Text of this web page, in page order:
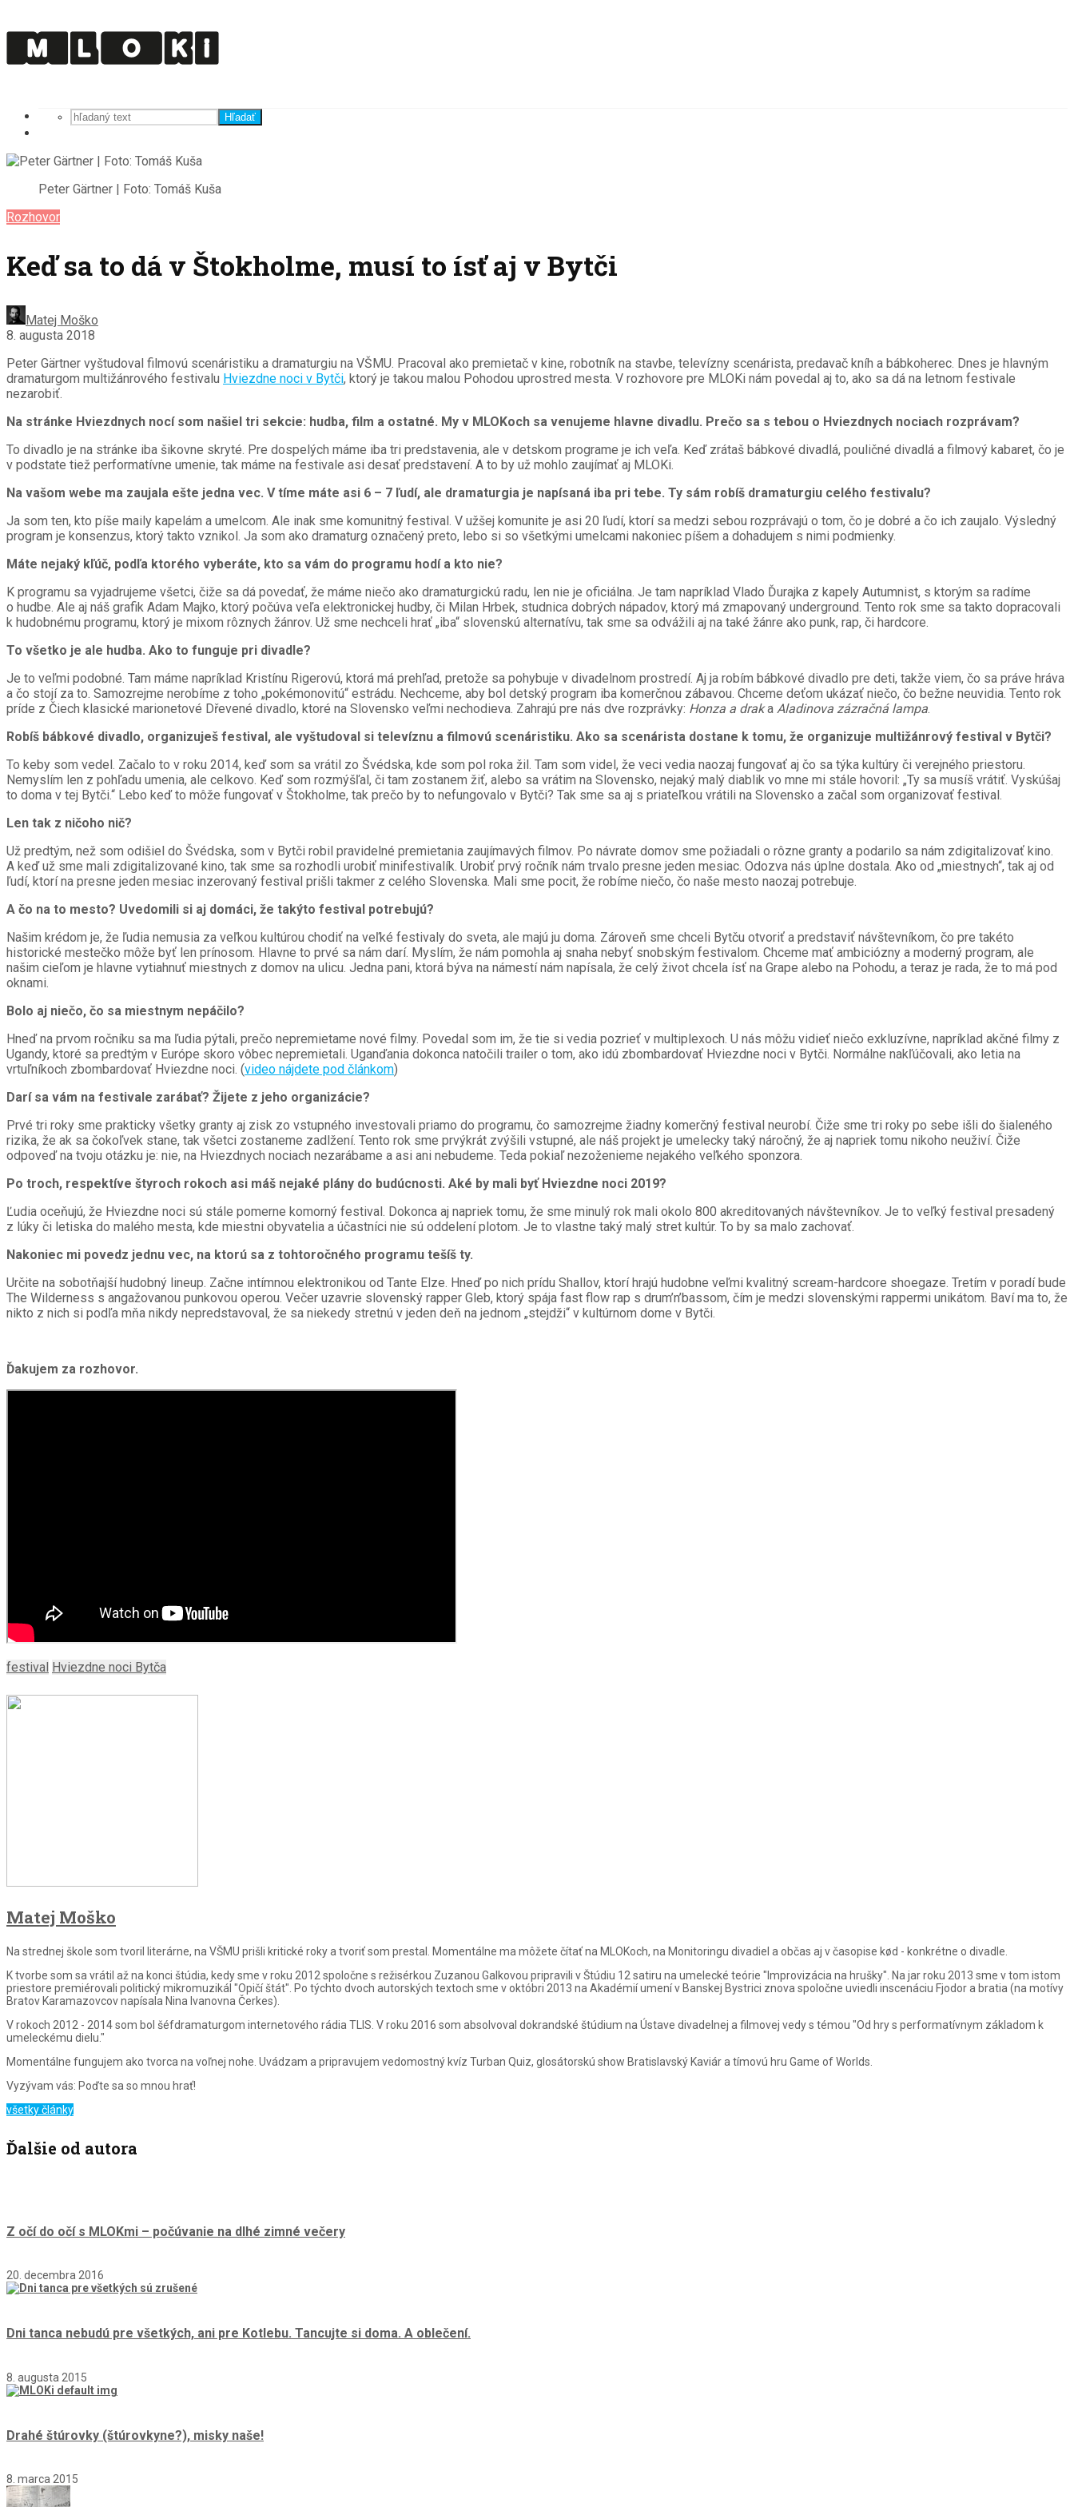
Hľadať
Peter Gärtner | Foto: Tomáš Kuša
Rozhovor
Keď sa to dá v Štokholme, musí to ísť aj v Bytči
Matej Moško
8. augusta 2018
Peter Gärtner vyštudoval filmovú scenáristiku a dramaturgiu na VŠMU. Pracoval ako premietač v kine, robotník na stavbe, televízny scenárista, predavač kníh a bábkoherec. Dnes je hlavným
dramaturgom multižánrového festivalu Hviezdne noci v Bytči, ktorý je takou malou Pohodou uprostred mesta. V rozhovore pre MLOKi nám povedal aj to, ako sa dá na letnom festivale
nezarobiť.
Na stránke Hviezdnych nocí som našiel tri sekcie: hudba, film a ostatné. My v MLOKoch sa venujeme hlavne divadlu. Prečo sa s tebou o Hviezdnych nociach rozprávam?
To divadlo je na stránke iba šikovne skryté. Pre dospelých máme iba tri predstavenia, ale v detskom programe je ich veľa. Keď zrátaš bábkové divadlá, pouličné divadlá a filmový kabaret, čo je
v podstate tiež performatívne umenie, tak máme na festivale asi desať predstavení. A to by už mohlo zaujímať aj MLOKi.
Na vašom webe ma zaujala ešte jedna vec. V tíme máte asi 6 – 7 ľudí, ale dramaturgia je napísaná iba pri tebe. Ty sám robíš dramaturgiu celého festivalu?
Ja som ten, kto píše maily kapelám a umelcom. Ale inak sme komunitný festival. V užšej komunite je asi 20 ľudí, ktorí sa medzi sebou rozprávajú o tom, čo je dobré a čo ich zaujalo. Výsledný
program je konsenzus, ktorý takto vznikol. Ja som ako dramaturg označený preto, lebo si so všetkými umelcami nakoniec píšem a dohadujem s nimi podmienky.
Máte nejaký kľúč, podľa ktorého vyberáte, kto sa vám do programu hodí a kto nie?
K programu sa vyjadrujeme všetci, čiže sa dá povedať, že máme niečo ako dramaturgickú radu, len nie je oficiálna. Je tam napríklad Vlado Ďurajka z kapely Autumnist, s ktorým sa radíme
o hudbe. Ale aj náš grafik Adam Majko, ktorý počúva veľa elektronickej hudby, či Milan Hrbek, studnica dobrých nápadov, ktorý má zmapovaný underground. Tento rok sme sa takto dopracovali
k hudobnému programu, ktorý je mixom rôznych žánrov. Už sme nechceli hrať „iba“ slovenskú alternatívu, tak sme sa odvážili aj na také žánre ako punk, rap, či hardcore.
To všetko je ale hudba. Ako to funguje pri divadle?
Je to veľmi podobné. Tam máme napríklad Kristínu Rigerovú, ktorá má prehľad, pretože sa pohybuje v divadelnom prostredí. Aj ja robím bábkové divadlo pre deti, takže viem, čo sa práve hráva
a čo stojí za to. Samozrejme nerobíme z toho „pokémonovitú“ estrádu. Nechceme, aby bol detský program iba komerčnou zábavou. Chceme deťom ukázať niečo, čo bežne neuvidia. Tento rok
príde z Čiech klasické marionetové Dřevené divadlo, ktoré na Slovensko veľmi nechodieva. Zahrajú pre nás dve rozprávky: Honza a draka Aladinova zázračná lampa.
Robíš bábkové divadlo, organizuješ festival, ale vyštudoval si televíznu a filmovú scenáristiku. Ako sa scenárista dostane k tomu, že organizuje multižánrový festival v Bytči?
To keby som vedel. Začalo to v roku 2014, keď som sa vrátil zo Švédska, kde som pol roka žil. Tam som videl, že veci vedia naozaj fungovať aj čo sa týka kultúry či verejného priestoru.
Nemyslím len z pohľadu umenia, ale celkovo. Keď som rozmýšľal, či tam zostanem žiť, alebo sa vrátim na Slovensko, nejaký malý diablik vo mne mi stále hovoril: „Ty sa musíš vrátiť. Vyskúšaj
to doma v tej Bytči.“ Lebo keď to môže fungovať v Štokholme, tak prečo by to nefungovalo v Bytči? Tak sme sa aj s priateľkou vrátili na Slovensko a začal som organizovať festival.
Len tak z ničoho nič?
Už predtým, než som odišiel do Švédska, som v Bytči robil pravidelné premietania zaujímavých filmov. Po návrate domov sme požiadali o rôzne granty a podarilo sa nám zdigitalizovať kino.
A keď už sme mali zdigitalizované kino, tak sme sa rozhodli urobiť minifestivalík. Urobiť prvý ročník nám trvalo presne jeden mesiac. Odozva nás úplne dostala. Ako od „miestnych“, tak aj od
ľudí, ktorí na presne jeden mesiac inzerovaný festival prišli takmer z celého Slovenska. Mali sme pocit, že robíme niečo, čo naše mesto naozaj potrebuje.
A čo na to mesto? Uvedomili si aj domáci, že takýto festival potrebujú?
Našim krédom je, že ľudia nemusia za veľkou kultúrou chodiť na veľké festivaly do sveta, ale majú ju doma. Zároveň sme chceli Bytču otvoriť a predstaviť návštevníkom, čo pre takéto
historické mestečko môže byť len prínosom. Hlavne to prvé sa nám darí. Myslím, že nám pomohla aj snaha nebyť snobským festivalom. Chceme mať ambiciózny a moderný program, ale
našim cieľom je hlavne vytiahnuť miestnych z domov na ulicu. Jedna pani, ktorá býva na námestí nám napísala, že celý život chcela ísť na Grape alebo na Pohodu, a teraz je rada, že to má pod
oknami.
Bolo aj niečo, čo sa miestnym nepáčilo?
Hneď na prvom ročníku sa ma ľudia pýtali, prečo nepremietame nové filmy. Povedal som im, že tie si vedia pozrieť v multiplexoch. U nás môžu vidieť niečo exkluzívne, napríklad akčné filmy z
Ugandy, ktoré sa predtým v Európe skoro vôbec nepremietali. Uganďania dokonca natočili trailer o tom, ako idú zbombardovať Hviezdne noci v Bytči. Normálne nakľúčovali, ako letia na
vrtuľníkoch zbombardovať Hviezdne noci. (video nájdete pod článkom)
Darí sa vám na festivale zarábať? Žijete z jeho organizácie?
Prvé tri roky sme prakticky všetky granty aj zisk zo vstupného investovali priamo do programu, čo samozrejme žiadny komerčný festival neurobí. Čiže sme tri roky po sebe išli do šialeného
rizika, že ak sa čokoľvek stane, tak všetci zostaneme zadlžení. Tento rok sme prvýkrát zvýšili vstupné, ale náš projekt je umelecky taký náročný, že aj napriek tomu nikoho neuživí. Čiže
odpoveď na tvoju otázku je: nie, na Hviezdnych nociach nezarábame a asi ani nebudeme. Teda pokiaľ nezoženieme nejakého veľkého sponzora.
Po troch, respektíve štyroch rokoch asi máš nejaké plány do budúcnosti. Aké by mali byť Hviezdne noci 2019?
Ľudia oceňujú, že Hviezdne noci sú stále pomerne komorný festival. Dokonca aj napriek tomu, že sme minulý rok mali okolo 800 akreditovaných návštevníkov. Je to veľký festival presadený
z lúky či letiska do malého mesta, kde miestni obyvatelia a účastníci nie sú oddelení plotom. Je to vlastne taký malý stret kultúr. To by sa malo zachovať.
Nakoniec mi povedz jednu vec, na ktorú sa z tohtoročného programu tešíš ty.
Určite na sobotňajší hudobný lineup. Začne intímnou elektronikou od Tante Elze. Hneď po nich prídu Shallov, ktorí hrajú hudobne veľmi kvalitný scream-hardcore shoegaze. Tretím v poradí bude
The Wilderness s angažovanou punkovou operou. Večer uzavrie slovenský rapper Gleb, ktorý spája fast flow rap s drum’n’bassom, čím je medzi slovenskými rappermi unikátom. Baví ma to, že
nikto z nich si podľa mňa nikdy nepredstavoval, že sa niekedy stretnú v jeden deň na jednom „stejdži“ v kultúrnom dome v Bytči.
Ďakujem za rozhovor.
festival Hviezdne noci Bytča
Matej Moško
Na strednej škole som tvoril literárne, na VŠMU prišli kritické roky a tvoriť som prestal. Momentálne ma môžete čítať na MLOKoch, na Monitoringu divadiel a občas aj v časopise kød - konkrétne o divadle.
K tvorbe som sa vrátil až na konci štúdia, kedy sme v roku 2012 spoločne s režisérkou Zuzanou Galkovou pripravili v Štúdiu 12 satiru na umelecké teórie "Improvizácia na hrušky". Na jar roku 2013 sme v tom istom
priestore premiérovali politický mikromuzikál "Opičí štát". Po týchto dvoch autorských textoch sme v októbri 2013 na Akadémií umení v Banskej Bystrici znova spoločne uviedli inscenáciu Fjodor a bratia (na motívy
Bratov Karamazovcov napísala Nina Ivanovna Čerkes).
V rokoch 2012 - 2014 som bol šéfdramaturgom internetového rádia TLIS. V roku 2016 som absolvoval dokrandské štúdium na Ústave divadelnej a filmovej vedy s témou "Od hry s performatívnym základom k
umeleckému dielu."
Momentálne fungujem ako tvorca na voľnej nohe. Uvádzam a pripravujem vedomostný kvíz Turban Quiz, glosátorskú show Bratislavský Kaviár a tímovú hru Game of Worlds.
Vyzývam vás: Poďte sa so mnou hrať!
všetky články
Ďalšie od autora
Z očí do očí s MLOKmi – počúvanie na dlhé zimné večery
20. decembra 2016
Dni tanca nebudú pre všetkých, ani pre Kotlebu. Tancujte si doma. A oblečení.
8. augusta 2015
Drahé štúrovky (štúrovkyne?), misky naše!
8. marca 2015